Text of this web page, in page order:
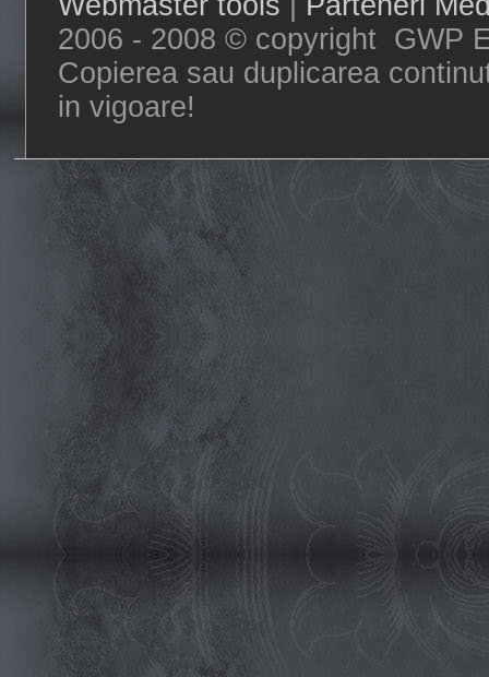
2006 - 2008 © copyright GWP
Copierea sau duplicarea
in vigoare!